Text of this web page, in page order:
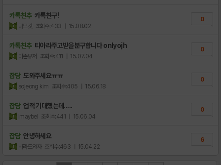
카톡친추 카톡친구!
다므갓 조회수:433 | 15.08.02
0
카톡친추 티아라주고받을분구합니다 onlyojh
미존유저 조회수:411 | 15.07.04
0
잡담 도와주세요ㅠㅠ
sojeong kim 조회수:405 | 15.06.18
0
잡담 업적 기대했는데.....
lmaybel 조회수:441 | 15.06.04
0
잡담 안녕하세요
바라드와자 조회수:463 | 15.04.22
6